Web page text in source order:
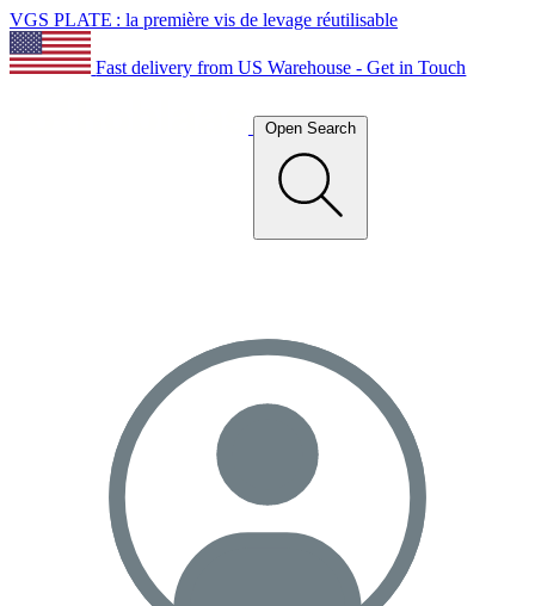
VGS PLATE : la première vis de levage réutilisable
Fast delivery from US Warehouse - Get in Touch
Open Search